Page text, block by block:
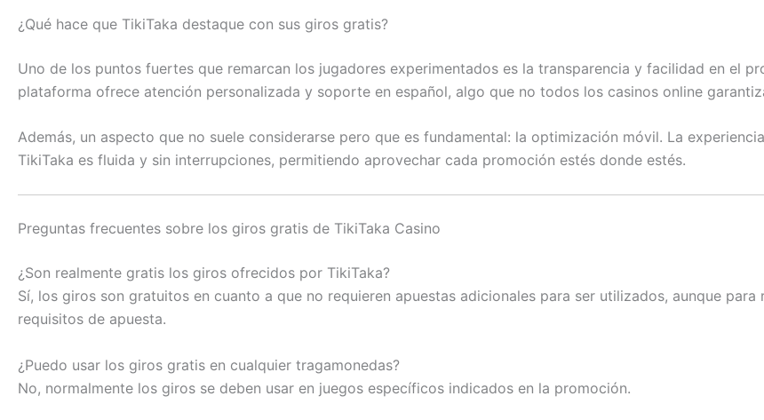
¿Qué hace que TikiTaka destaque con sus giros gratis?
Uno de los puntos fuertes que remarcan los jugadores experimentados es la transparencia y facilidad en el
plataforma ofrece atención personalizada y soporte en español, algo que no todos los casinos online
Además, un aspecto que no suele considerarse pero que es fundamental: la optimización móvil. La
TikiTaka es fluida y sin interrupciones, permitiendo aprovechar cada promoción estés donde estés.
Preguntas frecuentes sobre los giros gratis de TikiTaka Casino
¿Son realmente gratis los giros ofrecidos por TikiTaka?
Sí, los giros son gratuitos en cuanto a que no requieren apuestas adicionales para ser utilizados, aunque
requisitos de apuesta.
¿Puedo usar los giros gratis en cualquier tragamonedas?
No, normalmente los giros se deben usar en juegos específicos indicados en la promoción.